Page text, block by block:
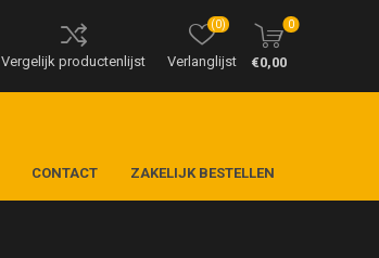
Vergelijk productenlijst Verlanglijst
(0) 0
€0,00
CONTACT ZAKELIJK BESTELLEN